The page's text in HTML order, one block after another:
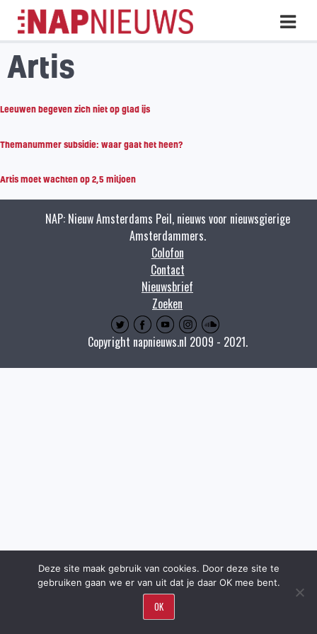
Skip
naar
inhoud
Artis
Leeuwen begeven zich niet op glad ijs
Themanummer subsidie: waar gaat het heen?
Artis moet wachten op 2,5 miljoen
NAP: Nieuw Amsterdams Peil, nieuws voor nieuwsgierige
Amsterdammers.
Colofon
Contact
Nieuwsbrief
Zoeken
Copyright napnieuws.nl 2009 - 2021.
Deze site maak gebruik van cookies. Door deze site te
gebruiken gaan we er van uit dat je daar OK mee bent.
OK